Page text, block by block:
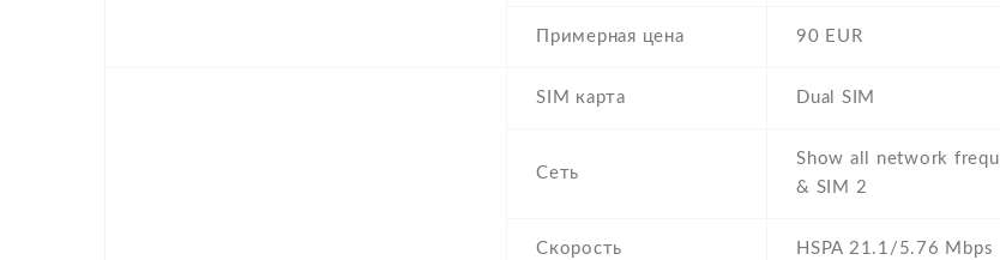
Примерная цена 90 EUR
SIM карта Dual SIM
Сеть
Show all network
& SIM 2
Скорость HSPA 21.1/5.76 Mbps